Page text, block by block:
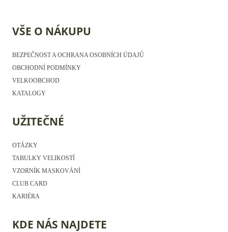
VŠE O NÁKUPU
BEZPEČNOST A OCHRANA OSOBNÍCH ÚDAJŮ
OBCHODNÍ PODMÍNKY
VELKOOBCHOD
KATALOGY
UŽITEČNÉ
OTÁZKY
TABULKY VELIKOSTÍ
VZORNÍK MASKOVÁNÍ
CLUB CARD
KARIÉRA
KDE NÁS NAJDETE